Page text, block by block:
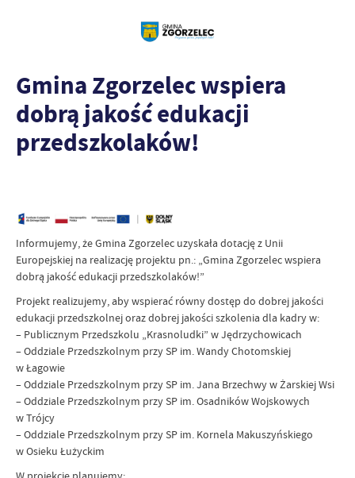
Gmina Zgorzelec wspiera
dobrą jakość edukacji
przedszkolaków!
Informujemy, że Gmina Zgorzelec uzyskała dotację z Unii
Europejskiej na realizację projektu pn.: „Gmina Zgorzelec wspiera
dobrą jakość edukacji przedszkolaków!”
Projekt realizujemy, aby wspierać równy dostęp do dobrej jakości
edukacji przedszkolnej oraz dobrej jakości szkolenia dla kadry w:
– Publicznym Przedszkolu „Krasnoludki” w Jędrzychowicach
– Oddziale Przedszkolnym przy SP im. Wandy Chotomskiej
w Łagowie
– Oddziale Przedszkolnym przy SP im. Jana Brzechwy w Żarskiej Wsi
– Oddziale Przedszkolnym przy SP im. Osadników Wojskowych
w Trójcy
– Oddziale Przedszkolnym przy SP im. Kornela Makuszyńskiego
w Osieku Łużyckim